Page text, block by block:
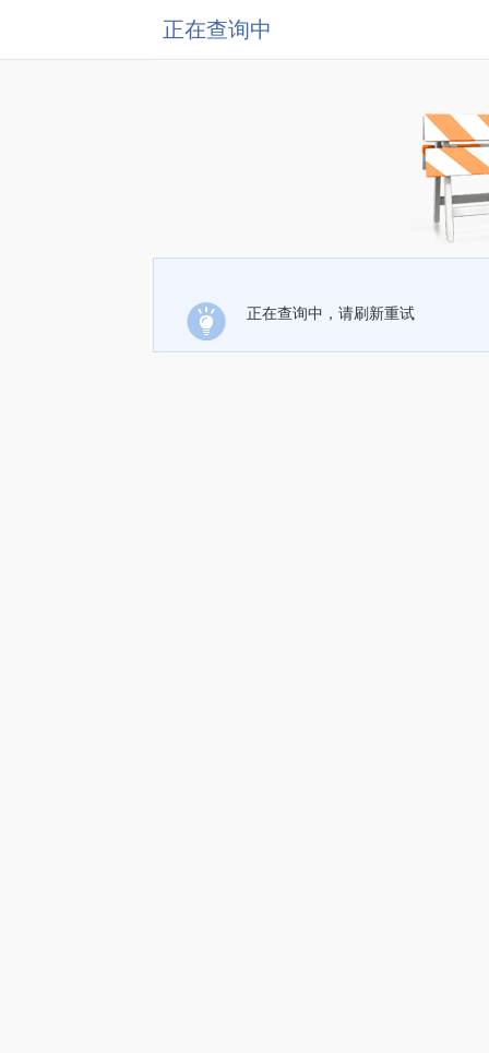
正在查询中
正在查询中，请刷新重试